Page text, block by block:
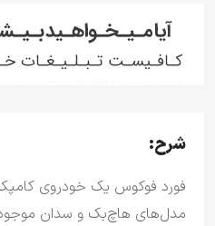
شرح:
فورد فوکوس یک خودروی
مدل‌های هاچ‌بک و سدان